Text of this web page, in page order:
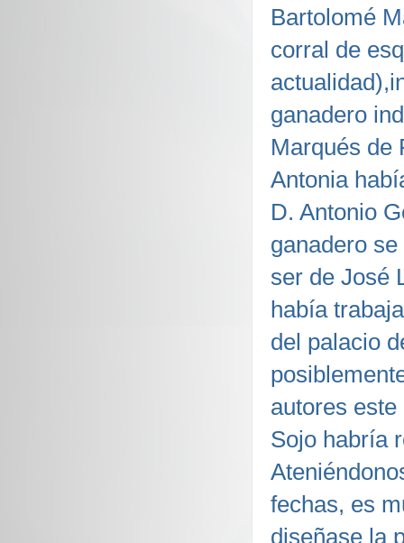
Bartolomé
corral de
ganadero
Marqués de
Antonia
D. Antonio
ganadero
ser de José
había
del palacio
autores
Sojo habría
fechas, es
diseñase la